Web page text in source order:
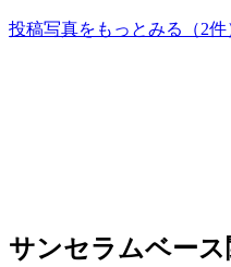
投稿写真をもっとみる （2件
サンセラムベース